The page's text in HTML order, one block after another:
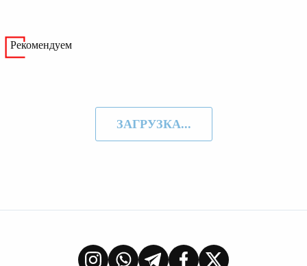
Рекомендуем
ЗАГРУЗКА...